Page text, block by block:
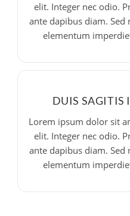
elit. Integer nec odio.
ante dapibus diam.
elementum
DUIS SAGITIS
Lorem ipsum dolor sit
elit. Integer nec odio.
ante dapibus diam.
elementum